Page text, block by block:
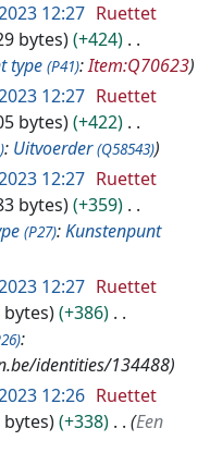
12:27 Ruettet
bytes
+424
type (P41):Item:Q70623
12:27 Ruettet
bytes
+422
: Uitvoerder (Q58543)
12:27 Ruettet
bytes
+359
(P27):Kunstenpunt
12:27 Ruettet
bytes
+386
:
identities/134488
12:26 Ruettet
bytes +338
Een